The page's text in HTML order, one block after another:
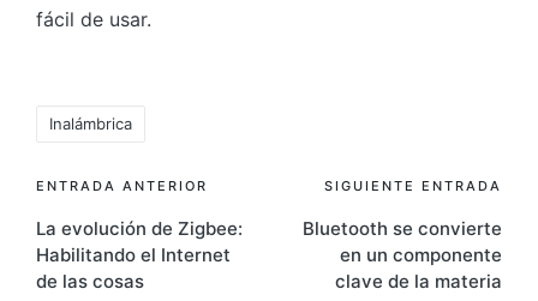
fácil de usar.
Inalámbrica
Navegación
de
entradas
ENTRADA ANTERIOR
La evolución de Zigbee:
Habilitando el Internet
de las cosas
SIGUIENTE ENTRADA
Bluetooth se convierte
en un componente
clave de la materia